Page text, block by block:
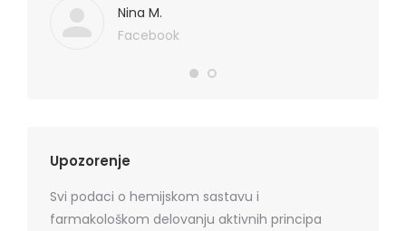
Nina M.
Facebook
Upozorenje
Svi podaci o hemijskom sastavu i
farmakološkom delovanju aktivnih principa